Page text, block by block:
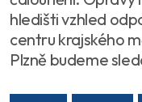
hledišti vzhled
centru krajského
Plzně budeme